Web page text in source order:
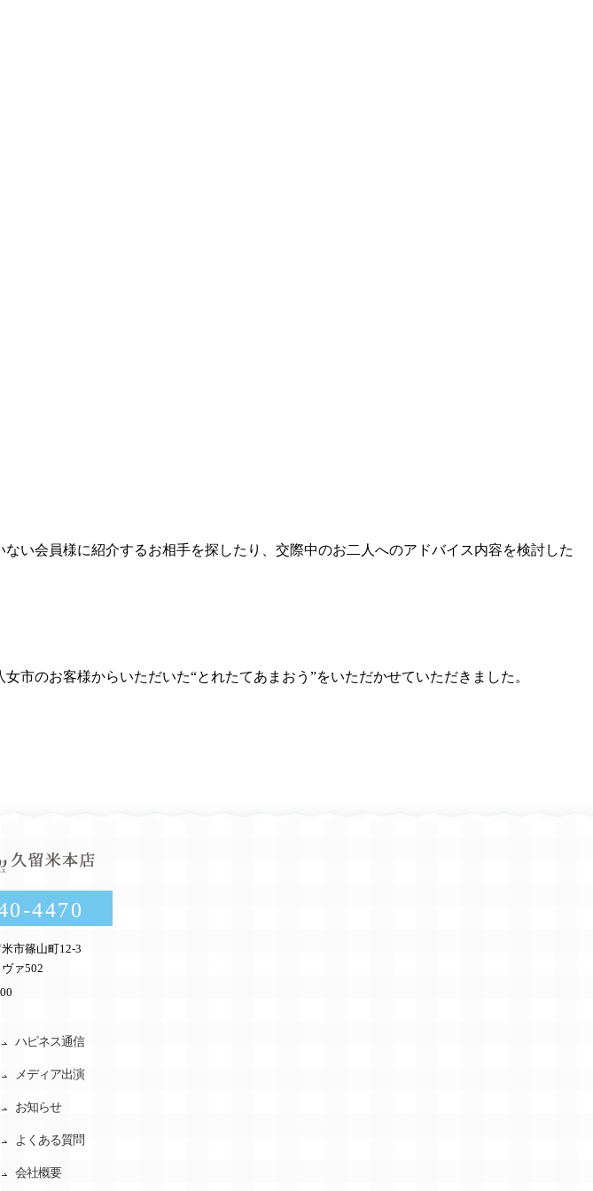
い会員様に紹介するお相手を探したり、交際中のお二人へのアドバイス内容を検討した
市のお客様からいただいた“とれたてあまおう”をいただかせていただきました。
4470
市篠山町12-3
ァ502
ハピネス通信
メディア出演
お知らせ
よくある質問
会社概要